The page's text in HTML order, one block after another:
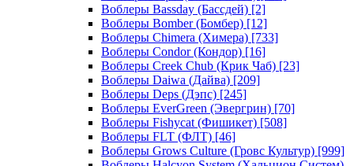
Воблеры Bassday (Бассдей) [2]
Воблеры Bomber (Бомбер) [12]
Воблеры Chimera (Химера) [733]
Воблеры Condor (Кондор) [16]
Воблеры Creek Chub (Крик Чаб) [23]
Воблеры Daiwa (Дайва) [209]
Воблеры Deps (Дэпс) [245]
Воблеры EverGreen (Эвергрин) [70]
Воблеры Fishycat (Фишикет) [508]
Воблеры FLT (ФЛТ) [46]
Воблеры Grows Culture (Гровс Культур) [999]